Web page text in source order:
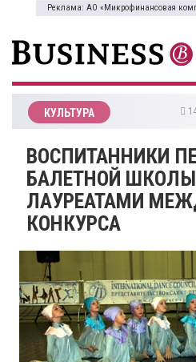
Реклама: АО «Микрофинансовая
КУЛЬТУРА
ВОСПИТАННИКИ
БАЛЕТНОЙ
ЛАУРЕАТАМИ
КОНКУРСА